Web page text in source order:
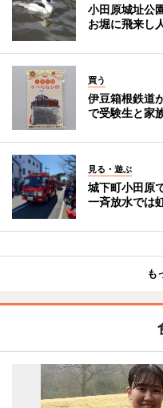
小田原城址公
お堀に飛来し
買う
伊豆箱根鉄道
で受験生と家
見る・遊ぶ
城下町小田原
一斉放水では
も